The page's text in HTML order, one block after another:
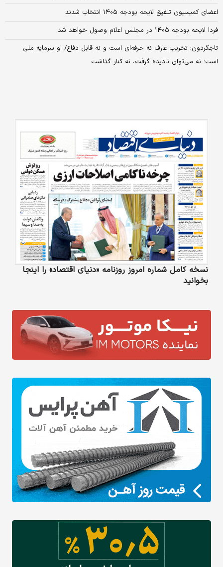
اعضای کمیسیون تلفیق لایحه بودجه ۱۴۰۵ انتخاب شدند
فردا لایحه بودجه ۱۴۰۵ در مجلس اعلام وصول خواهد شد
تاجگردون: تخریب عارف نه حرفه‌ای است و نه قابل دفاع/ او سرمایه ملی
است؛ نه می‌توان نادیده گرفت، نه کنار گذاشت
نسخه کامل شماره امروز روزنامه «دنیای‌ اقتصاد» را اینجا
بخوانید